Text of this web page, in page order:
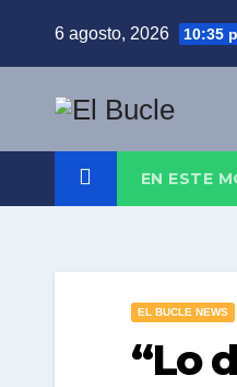
6 agosto, 2026 10:35
EN ESTE
EL BUCLE NEWS
“Lo